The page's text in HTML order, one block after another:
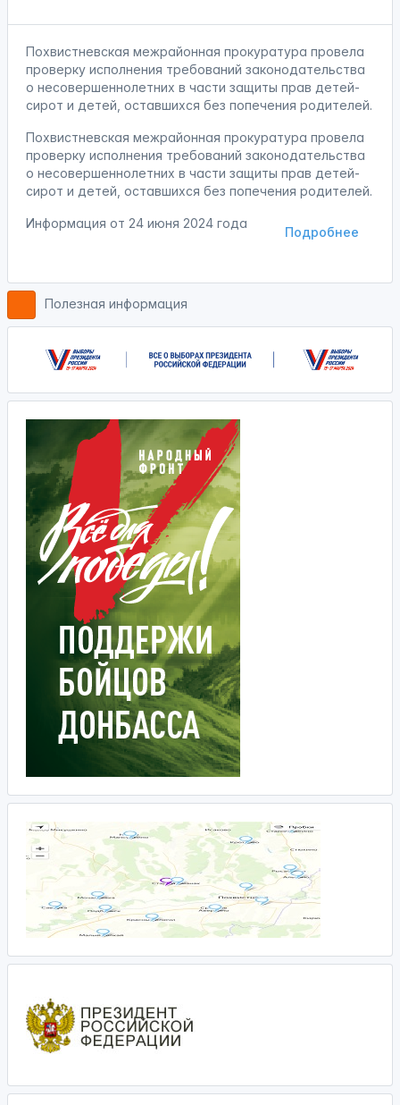
Похвистневская межрайонная прокуратура провела
проверку исполнения требований законодательства
о несовершеннолетних в части защиты прав детей-
сирот и детей, оставшихся без попечения родителей.
Похвистневская межрайонная прокуратура провела
проверку исполнения требований законодательства
о несовершеннолетних в части защиты прав детей-
сирот и детей, оставшихся без попечения родителей.
Подробнее
Информация от 24 июня 2024 года
Полезная информация